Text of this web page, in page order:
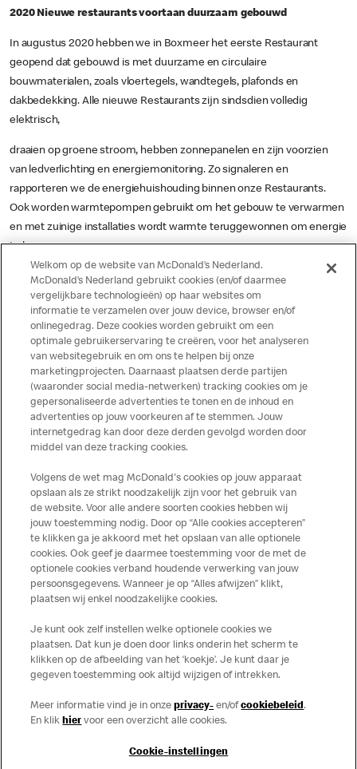
2020 Nieuwe restaurants voortaan duurzaam gebouwd
In augustus 2020 hebben we in Boxmeer het eerste Restaurant
geopend dat gebouwd is met duurzame en circulaire
bouwmaterialen, zoals vloertegels, wandtegels, plafonds en
dakbedekking. Alle nieuwe Restaurants zijn sindsdien volledig
elektrisch,
draaien op groene stroom, hebben zonnepanelen en zijn voorzien
van ledverlichting en energiemonitoring. Zo signaleren en
rapporteren we de energiehuishouding binnen onze Restaurants.
Ook worden warmtepompen gebruikt om het gebouw te verwarmen
en met zuinige installaties wordt warmte teruggewonnen om energie
te besparen.
Meer
informatie?
Zou je meer willen weten over
Of heb je een vraag of
via 020-2254002 (op werkdagen
Daarnaast kan je ons elke dag
onze sociale kanalen,
Snel een antwoord op je vraag
Over ons
Services
Contact
Welkom op de website van McDonald’s Nederland.
McDonald’s Nederland gebruikt cookies (en/of daarmee
vergelijkbare technologieën) op haar websites om
informatie te verzamelen over jouw device, browser en/of
onlinegedrag. Deze cookies worden gebruikt om een
optimale gebruikerservaring te creëren, voor het analyseren
van websitegebruik en om ons te helpen bij onze
marketingprojecten. Daarnaast plaatsen derde partijen
(waaronder social media-netwerken) tracking cookies om je
gepersonaliseerde advertenties te tonen en de inhoud en
advertenties op jouw voorkeuren af te stemmen. Jouw
internetgedrag kan door deze derden gevolgd worden door
middel van deze tracking cookies.
Volgens de wet mag McDonald's cookies op jouw apparaat
opslaan als ze strikt noodzakelijk zijn voor het gebruik van
de website. Voor alle andere soorten cookies hebben wij
jouw toestemming nodig. Door op “Alle cookies accepteren”
te klikken ga je akkoord met het opslaan van alle optionele
cookies. Ook geef je daarmee toestemming voor de met de
optionele cookies verband houdende verwerking van jouw
persoonsgegevens. Wanneer je op “Alles afwijzen” klikt,
plaatsen wij enkel noodzakelijke cookies.
Je kunt ook zelf instellen welke optionele cookies we
plaatsen. Dat kun je doen door links onderin het scherm te
klikken op de afbeelding van het ‘koekje’. Je kunt daar je
gegeven toestemming ook altijd wijzigen of intrekken.
Meer informatie vind je in onzeprivacy- en/ofcookiebeleid.
En klikhier voor een overzicht alle cookies.
Cookie-instellingen